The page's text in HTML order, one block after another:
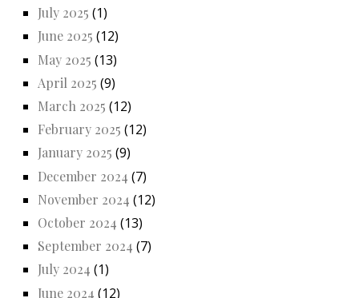
July 2025 (1)
June 2025 (12)
May 2025 (13)
April 2025 (9)
March 2025 (12)
February 2025 (12)
January 2025 (9)
December 2024 (7)
November 2024 (12)
October 2024 (13)
September 2024 (7)
July 2024 (1)
June 2024 (12)